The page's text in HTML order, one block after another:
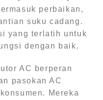
perbaikan,
suku cadang.
yang terlatih untuk
dengan baik.
AC berperan
pasokan AC
Mereka